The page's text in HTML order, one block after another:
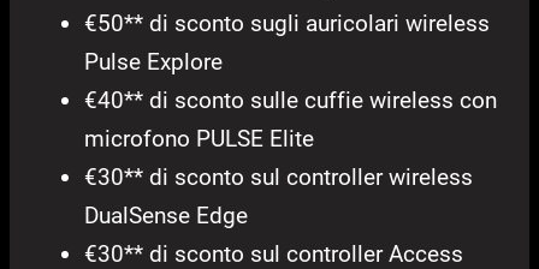
€50** di sconto sugli auricolari wireless
Pulse Explore
€40** di sconto sulle cuffie wireless con
microfono PULSE Elite
€30** di sconto sul controller wireless
DualSense Edge
€30** di sconto sul controller Access